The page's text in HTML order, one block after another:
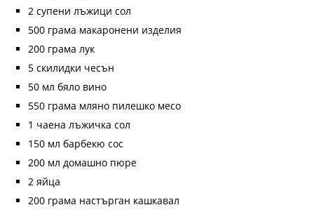
2 супени лъжици сол
500 грама макаронени изделия
200 грама лук
5 скилидки чесън
50 мл бяло вино
550 грама мляно пилешко месо
1 чаена лъжичка сол
150 мл барбекю сос
200 мл домашно пюре
2 яйца
200 грама настърган кашкавал